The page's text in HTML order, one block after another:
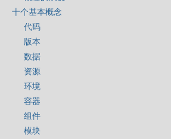
十个基本概念
代码
版本
数据
资源
环境
容器
组件
模块